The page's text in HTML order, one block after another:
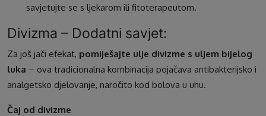
savjetujte se s ljekarom ili fitoterapeutom.
Divizma – Dodatni savjet:
Za još jači efekat, pomiješajte ulje divizme s uljem bijelog
luka – ova tradicionalna kombinacija pojačava antibakterijsko i
analgetsko djelovanje, naročito kod bolova u uhu.
Čaj od divizme